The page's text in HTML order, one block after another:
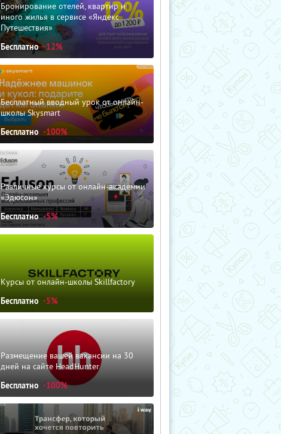
Бронирование отелей, квартир и
иного жилья в сервисе «Яндекс
Путешествия»
Бесплатно -12%
Бесплатный вводный урок от онлайн-
школы Skysmart
Бесплатно -100%
Различные курсы от онлайн-академии
«Эдюсон»
Бесплатно -5%
Курсы от онлайн-школы Skillfactory
Бесплатно -5%
Размещение вашей вакансии на 30
дней на сайте HeadHunter
Бесплатно -100%